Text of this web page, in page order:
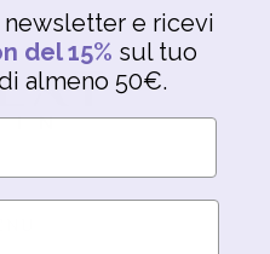
e ricevi
del 15% sul tuo
almeno 50€.